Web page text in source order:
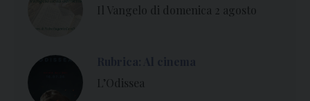
Il Vangelo di domenica 2 agosto
L’Odissea